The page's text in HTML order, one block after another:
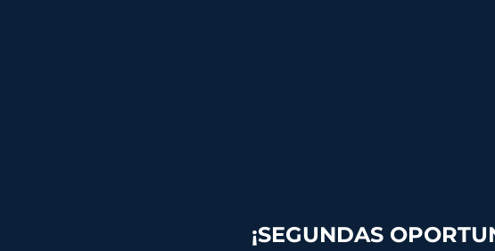
¡SEGUNDAS